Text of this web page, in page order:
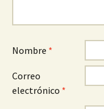
Nombre *
Correo
electrónico *